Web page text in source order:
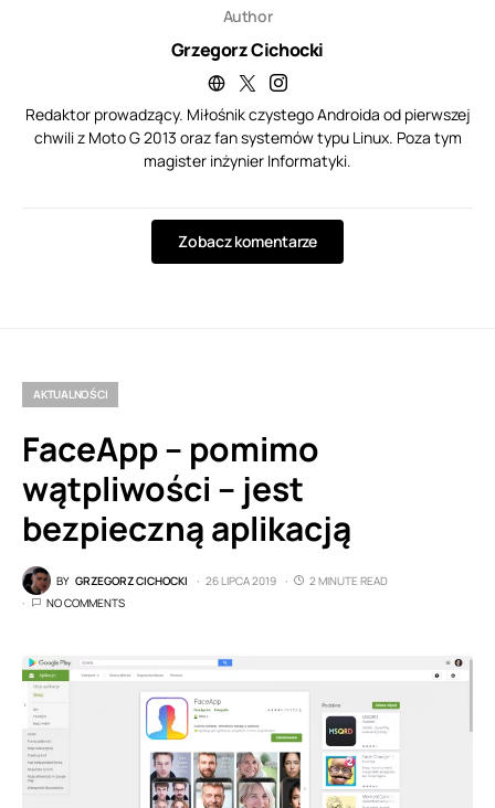
Author
Grzegorz Cichocki
Redaktor prowadzący. Miłośnik czystego Androida od pierwszej
chwili z Moto G 2013 oraz fan systemów typu Linux. Poza tym
magister inżynier Informatyki.
Zobacz komentarze
AKTUALNOŚCI
FaceApp – pomimo
wątpliwości – jest
bezpieczną aplikacją
BY GRZEGORZ CICHOCKI 26 LIPCA 2019
2 MINUTE READ
NO COMMENTS